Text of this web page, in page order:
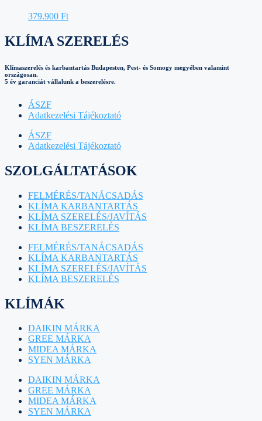
379.900 Ft
KLÍMA SZERELÉS
Klímaszerelés és karbantartás Budapesten, Pest- és Somogy megyében valamint
országosan.
5 év garanciát vállalunk a beszerelésre.
ÁSZF
Adatkezelési Tájékoztató
ÁSZF
Adatkezelési Tájékoztató
SZOLGÁLTATÁSOK
FELMÉRÉS/TANÁCSADÁS
KLÍMA KARBANTARTÁS
KLÍMA SZERELÉS/JAVÍTÁS
KLÍMA BESZERELÉS
FELMÉRÉS/TANÁCSADÁS
KLÍMA KARBANTARTÁS
KLÍMA SZERELÉS/JAVÍTÁS
KLÍMA BESZERELÉS
KLÍMÁK
DAIKIN MÁRKA
GREE MÁRKA
MIDEA MÁRKA
SYEN MÁRKA
DAIKIN MÁRKA
GREE MÁRKA
MIDEA MÁRKA
SYEN MÁRKA